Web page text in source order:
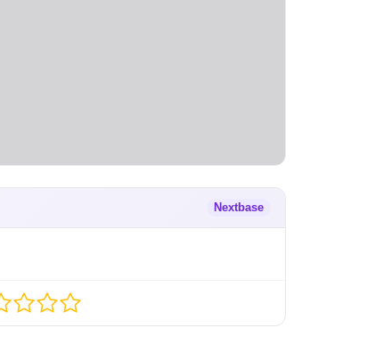
Nextbase